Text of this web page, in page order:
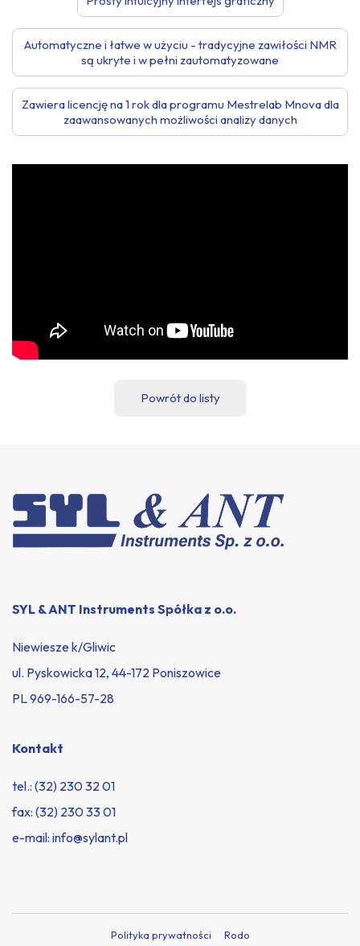
Automatyczne i łatwe w użyciu - tradycyjne zawiłości NMR
są ukryte i w pełni zautomatyzowane
Zawiera licencję na 1 rok dla programu Mestrelab Mnova dla
zaawansowanych możliwości analizy danych
Powrót do listy
SYL & ANT Instruments Spółka z o.o.
Niewiesze k/Gliwic
ul. Pyskowicka 12, 44-172 Poniszowice
PL 969-166-57-28
Kontakt
tel.: (32) 230 32 01
fax: (32) 230 33 01
e-mail: info@sylant.pl
Polityka prywatności Rodo